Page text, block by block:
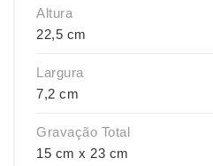
Altura
22,5 cm
Largura
7,2 cm
Gravação Total
15 cm x 23 cm